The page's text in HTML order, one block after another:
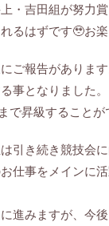
・吉田組が努力
るはずです🥹お
ご報告がありま
事となりました
で昇級することが
引き続き競技会
仕事をメインに
進みますが、今